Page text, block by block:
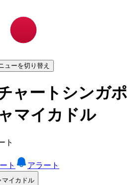
ューを切り替え
ャートシンガポ
マイカドル
ト
ト
アラート
マイカドル